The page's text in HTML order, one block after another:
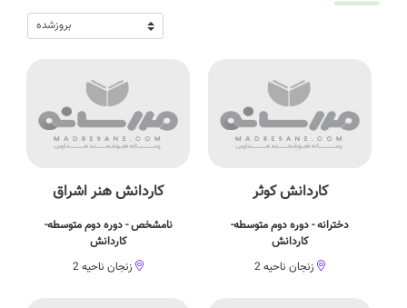
کاردانش کوثر
دخترانه - دوره دوم متوسطه-
کاردانش
زنجان ناحیه 2
کاردانش هنر اشراق
نامشخص - دوره دوم متوسطه-
کاردانش
زنجان ناحیه 2